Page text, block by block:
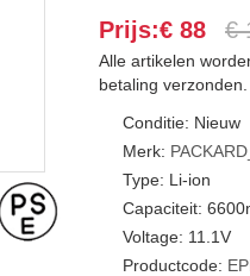
Prijs:€ 88 €
Alle artikelen
betaling verzonden.
Conditie: Nieuw
Merk:
Type: Li-ion
Capaciteit:
Voltage: 11.1V
Productcode: